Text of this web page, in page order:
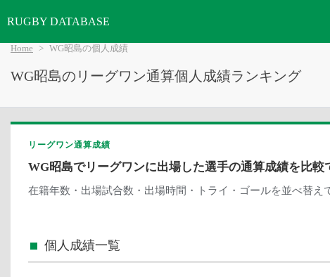
RUGBY DATABASE
Home WG昭島の個人成績
WG昭島のリーグワン通算個人成績ランキング
リーグワン通算成績
WG昭島でリーグワンに出場した選手の通算成績を比較
在籍年数・出場試合数・出場時間・トライ・ゴールを並べ替え
個人成績一覧